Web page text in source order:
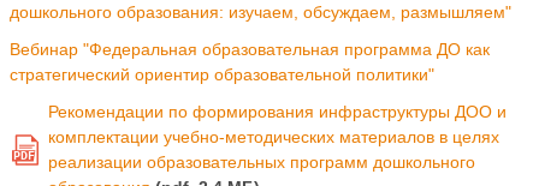
дошкольного образования: изучаем, обсуждаем, размышляем"
Вебинар "Федеральная образовательная программа ДО как
стратегический ориентир образовательной политики"
PDF
Рекомендации по формирования инфраструктуры ДОО и
комплектации учебно-методических материалов в целях
реализации образовательных программ дошкольного